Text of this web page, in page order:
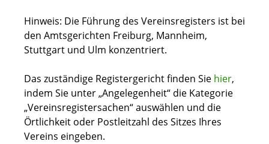
Hinweis: Die Führung des Vereinsregisters ist bei
den Amtsgerichten Freiburg, Mannheim,
Stuttgart und Ulm konzentriert.
Das zuständige Registergericht finden Sie hier,
indem Sie unter „Angelegenheit“ die Kategorie
„Vereinsregistersachen“ auswählen und die
Örtlichkeit oder Postleitzahl des Sitzes Ihres
Vereins eingeben.